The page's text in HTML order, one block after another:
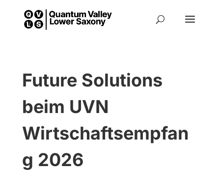
Future Solutions
beim UVN
Wirtschaftsempfan
g 2026